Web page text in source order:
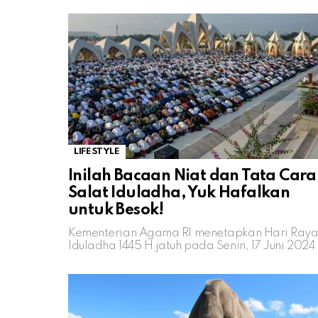
LIFESTYLE
Inilah Bacaan Niat dan Tata Cara
Salat Iduladha, Yuk Hafalkan
untuk Besok!
Kementerian Agama RI menetapkan Hari Raya
Iduladha 1445 H jatuh pada Senin, 17 Juni 2024